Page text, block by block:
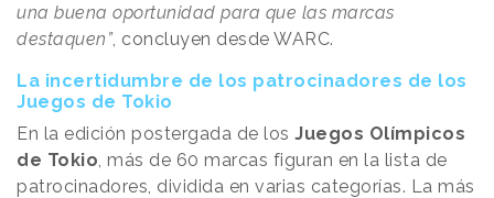
una buena oportunidad para que las marcas
destaquen”, concluyen desde WARC.
La incertidumbre de los patrocinadores de los
Juegos de Tokio
En la edición postergada de los Juegos Olímpicos
de Tokio, más de 60 marcas figuran en la lista de
patrocinadores, dividida en varias categorías. La más